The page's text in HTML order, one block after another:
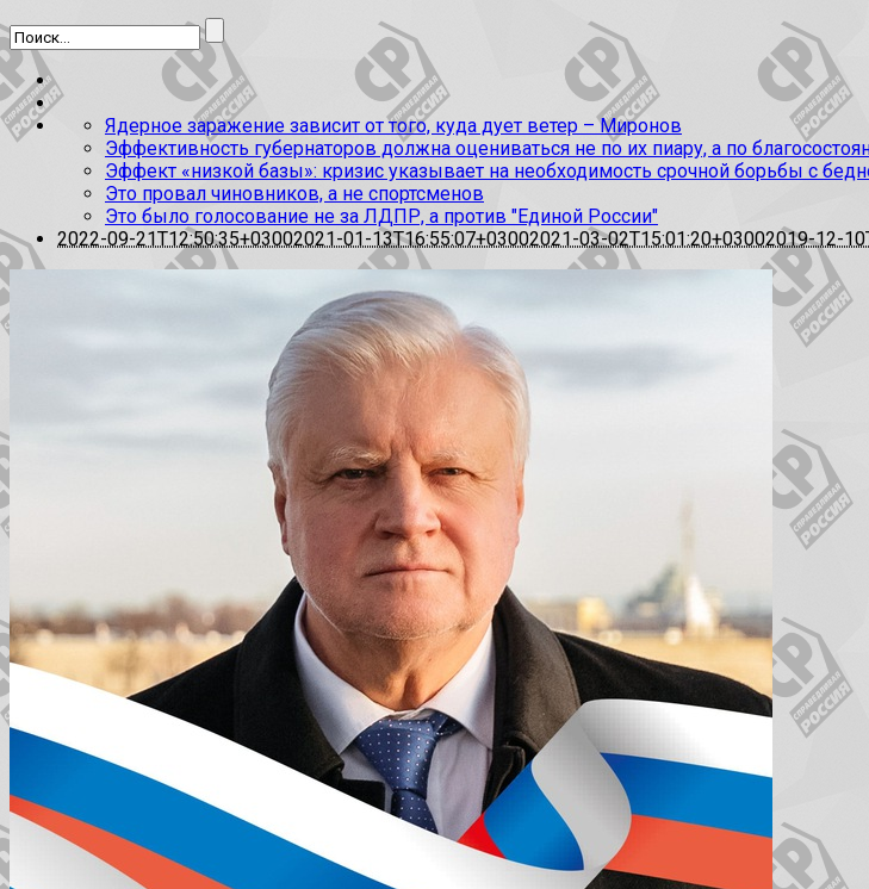
Ядерное заражение зависит от того, куда дует ветер – Миронов
Эффективность губернаторов должна оцениваться не по их пиару, а по
Эффект «низкой базы»: кризис указывает на необходимость срочной борьбы с
Это провал чиновников, а не спортсменов
Это было голосование не за ЛДПР, а против "Единой России"
2022-09-21T12:50:35+03002021-01-13T16:55:07+03002021-03-02T15:01:20+03002019-12-